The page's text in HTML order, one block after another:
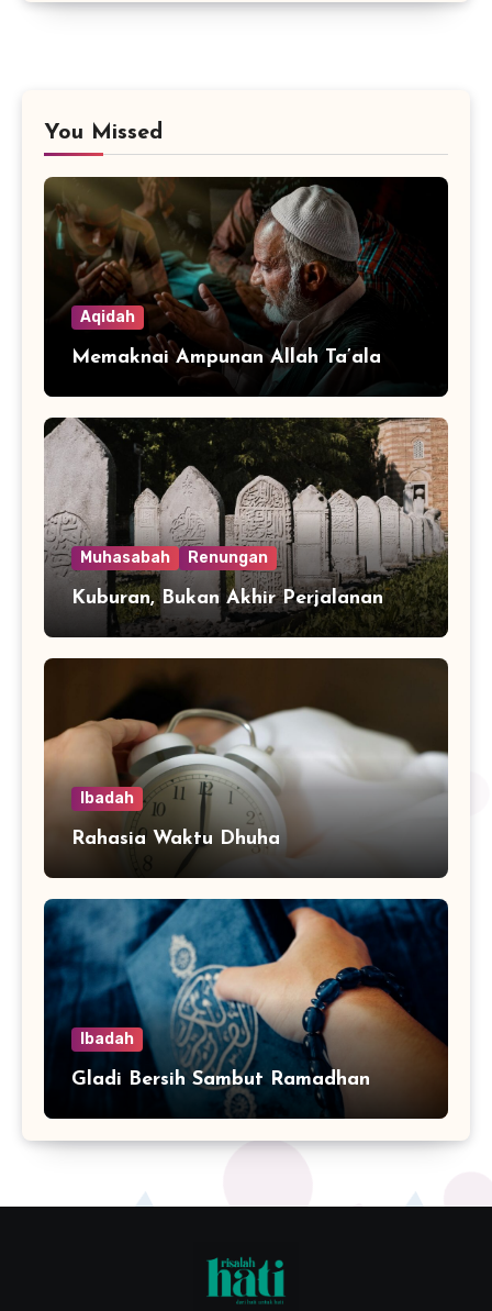
You Missed
Aqidah
Memaknai Ampunan Allah Ta’ala
Muhasabah Renungan
Kuburan, Bukan Akhir Perjalanan
Ibadah
Rahasia Waktu Dhuha
Ibadah
Gladi Bersih Sambut Ramadhan